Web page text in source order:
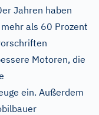
Jahren haben
als 60 Prozent
Motoren, die
ein. Außerdem